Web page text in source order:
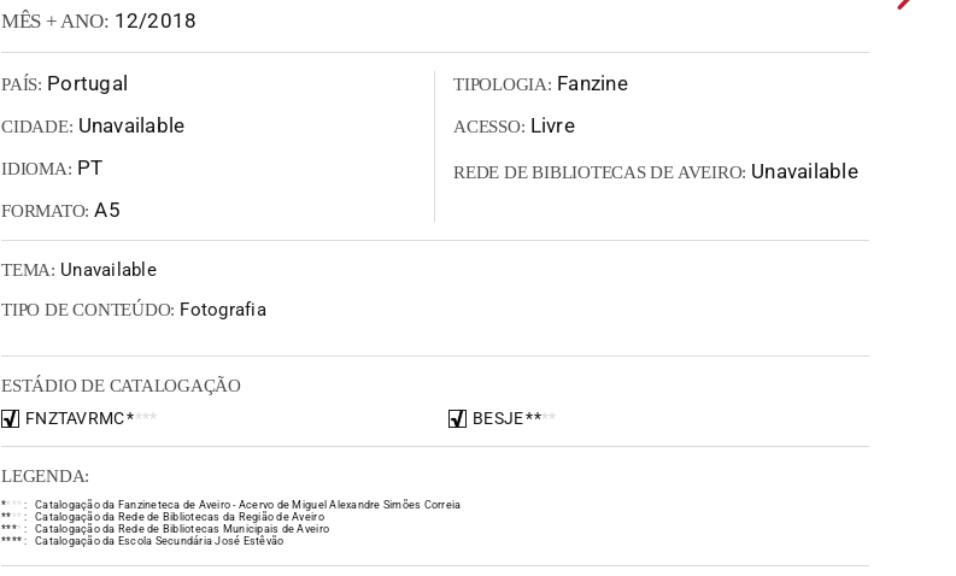
MÊS + ANO: 12/2018
PAÍS: Portugal
CIDADE: Unavailable
IDIOMA: PT
FORMATO: A5
TIPOLOGIA: Fanzine
ACESSO: Livre
REDE DE BIBLIOTECAS DE AVEIRO: Unavailable
TEMA: Unavailable
TIPO DE CONTEÚDO: Fotografia
ESTÁDIO DE CATALOGAÇÃO
FNZTAVRMC**** BESJE****
LEGENDA:
** * * :
Catalogação da Fanzineteca de Aveiro - Acervo de Miguel Alexandre Simões Correia
** * * :
Catalogação da Rede de Bibliotecas da Região de Aveiro
**** :
Catalogação da Rede de Bibliotecas Municipais de Aveiro
**** : Catalogação da Escola Secundária José Estêvão